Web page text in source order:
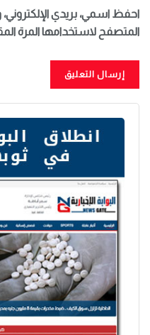
احفظ اسمي، بريدي الإلكتروني،
المتصفح لاستخدامها المرة